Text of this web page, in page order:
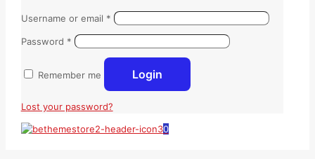
Username or email *
Password *
Remember me Login
Lost your password?
0